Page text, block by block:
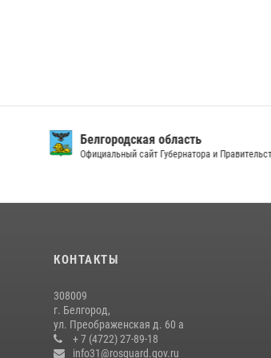
Белгородская область
Официальный сайт Губернатора и
КОНТАКТЫ
308009
г. Белгород,
ул. Преображенская д. 60 а
+ 7 (4722) 27-89-18
info31@rosguard.gov.ru